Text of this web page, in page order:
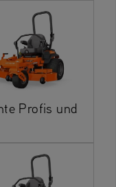
Profis und